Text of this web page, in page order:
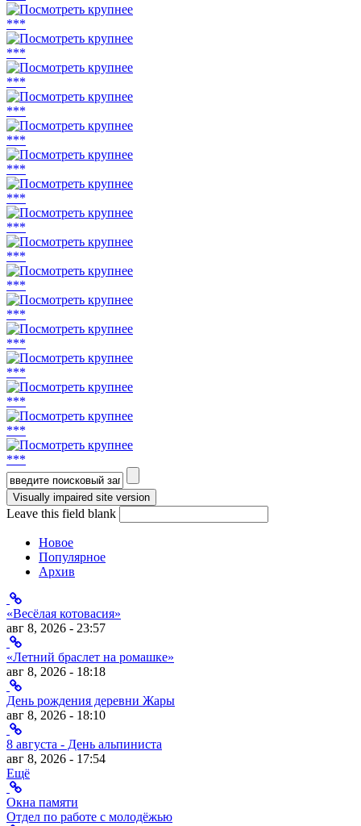
***
***
***
***
***
***
***
***
***
***
***
***
***
***
***
***
Форма поиска
Leave this field blank
Новое
Популярное
Архив
«Весёлая котовасия»
авг 8, 2026 - 23:57
«Летний браслет на ромашке»
авг 8, 2026 - 18:18
День рождения деревни Жары
авг 8, 2026 - 18:10
8 августа - День альпиниста
авг 8, 2026 - 17:54
Ещё
Окна памяти
Отдел по работе с молодёжью